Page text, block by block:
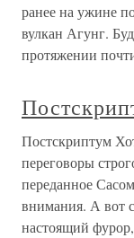
ранее на ужине
вулкан Агунг.
протяжении
Постскриптум
переговоры
переданное
внимания. А вот
настоящий